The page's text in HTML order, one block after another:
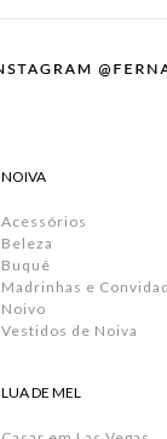
NOIVA
Acessórios
Beleza
Buquê
Madrinhas e
Noivo
Vestidos de Noiva
LUA DE MEL